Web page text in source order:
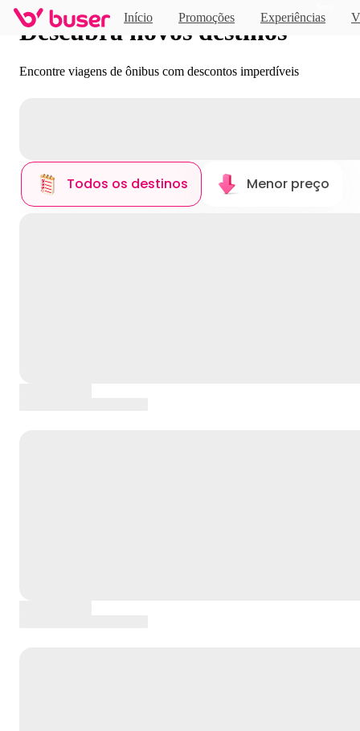
Início Promoções Experiências
Descubra novos destinos
Encontre viagens de ônibus com descontos imperdíveis
Todos os destinos Menor preço